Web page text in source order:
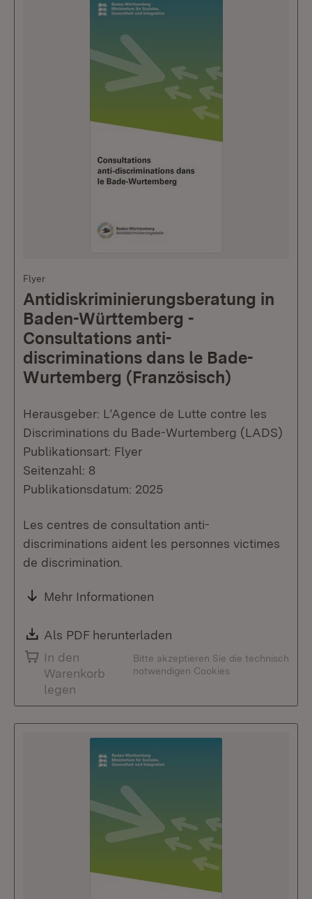
Flyer
Antidiskriminierungsberatung in
Baden-Württemberg -
Consultations anti-
discriminations dans le Bade-
Wurtemberg (Französisch)
Herausgeber: L’Agence de Lutte contre les
Discriminations du Bade-Wurtemberg (LADS)
Publikationsart: Flyer
Seitenzahl: 8
Publikationsdatum: 2025
Les centres de consultation anti-
discriminations aident les personnes victimes
de discrimination.
Mehr Informationen
Download:
Als PDF herunterladen
In den
Warenkorb
legen
Bitte akzeptieren Sie die technisch
notwendigen Cookies